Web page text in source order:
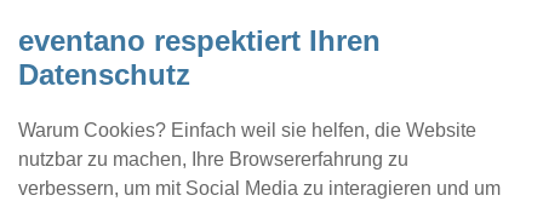
eventano respektiert Ihren
Datenschutz
Warum Cookies? Einfach weil sie helfen, die Website
nutzbar zu machen, Ihre Browsererfahrung zu
verbessern, um mit Social Media zu interagieren und um